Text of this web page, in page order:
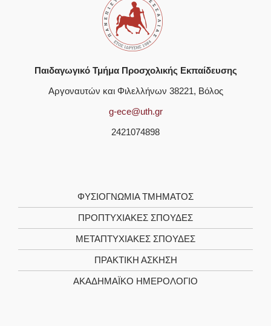
Παιδαγωγικό Τμήμα Προσχολικής Εκπαίδευσης
Αργοναυτών και Φιλελλήνων 38221, Βόλος
g-ece@uth.gr
2421074898
ΦΥΣΙΟΓΝΩΜΊΑ TΜΉΜΑΤΟΣ
ΠΡΟΠΤΥΧΙΑΚΈΣ ΣΠΟΥΔΈΣ
ΜΕΤΑΠΤΥΧΙΑΚΈΣ ΣΠΟΥΔΈΣ
ΠΡΑΚΤΙΚΉ ΆΣΚΗΣΗ
ΑΚΑΔΗΜΑΪΚΌ ΗΜΕΡΟΛΌΓΙΟ